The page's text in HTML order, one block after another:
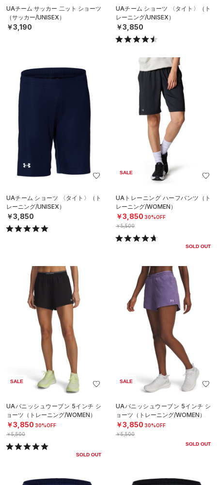
UAチーム サッカー 二ット ショーツ
（サッカー/UNISEX）
￥3,190
UAチーム ショーツ 〈タイト〉（ト
レーニング/UNISEX）
￥3,850
UAチーム ショーツ 〈タイト〉（ト
レーニング/UNISEX）
￥3,850
SALE
UAトレーニング ハーフパンツ（ト
レーニング/WOMEN）
￥3,850 30%OFF
￥5,500
SOLD OUT
SALE
UAバニッシュウーブン 5インチ シ
ョーツ（トレーニング/WOMEN）
￥3,850 30%OFF
￥5,500
SOLD OUT
SALE
UAバニッシュウーブン 5インチ シ
ョーツ（トレーニング/WOMEN）
￥3,850 30%OFF
￥5,500
SOLD OUT